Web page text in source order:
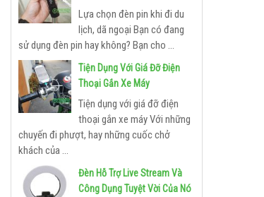
Lựa chọn đèn pin khi đi du
lịch, dã ngoại Bạn có đang
sử dụng đèn pin hay không? Bạn cho ...
Tiện Dụng Với Giá Đỡ Điện
Thoại Gắn Xe Máy
Tiện dụng với giá đỡ điện
thoại gắn xe máy Với những
chuyến đi phượt, hay những cuốc chở
khách của ...
Đèn Hỗ Trợ Live Stream Và
Công Dụng Tuyệt Vời Của Nó